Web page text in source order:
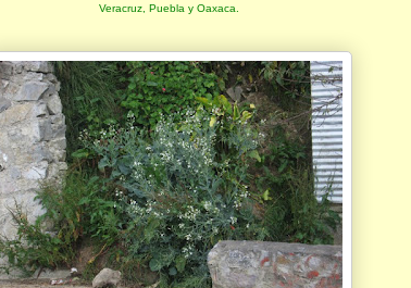
Veracruz, Puebla y Oaxaca.